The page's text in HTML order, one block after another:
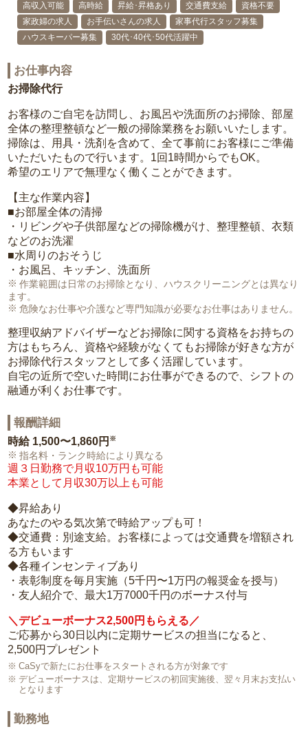
高収入可能
高時給 昇給･昇格あり 交通費支給
資格不要
家政婦の求人
お手伝いさんの求人
家事代行スタッフ募集
ハウスキーパー募集
30代･40代･50代活躍中
お仕事内容
お掃除代行
お客様のご自宅を訪問し、お風呂や洗面所のお掃除、部屋
全体の整理整頓など一般の掃除業務をお願いいたします。
掃除は、用具・洗剤を含めて、全て事前にお客様にご準備
いただいたもので行います。1回1時間からでもOK。
希望のエリアで無理なく働くことができます。
【主な作業内容】
■お部屋全体の清掃
・リビングや子供部屋などの掃除機がけ、整理整頓、衣類
などのお洗濯
■水周りのおそうじ
・お風呂、キッチン、洗面所
作業範囲は日常のお掃除となり、ハウスクリーニングとは異なり
ます。
危険なお仕事や介護など専門知識が必要なお仕事はありません。
整理収納アドバイザーなどお掃除に関する資格をお持ちの
方はもちろん、資格や経験がなくてもお掃除が好きな方が
お掃除代行スタッフとして多く活躍しています。
自宅の近所で空いた時間にお仕事ができるので、シフトの
融通が利くお仕事です。
報酬詳細
時給 1,500〜1,860円 ※
指名料・ランク時給により異なる
週３日勤務で月収10万円も可能
本業として月収30万以上も可能
◆昇給あり
あなたのやる気次第で時給アップも可！
◆交通費：別途支給。お客様によっては交通費を増額され
る方もいます
◆各種インセンティブあり
・表彰制度を毎月実施（5千円〜1万円の報奨金を授与）
・友人紹介で、最大1万7000千円のボーナス付与
＼デビューボーナス2,500円もらえる／
ご応募から30日以内に定期サービスの担当になると、
2,500円プレゼント
CaSyで新たにお仕事をスタートされる方が対象です
デビューボーナスは、定期サービスの初回実施後、翌々月末お支払い
となります
勤務地